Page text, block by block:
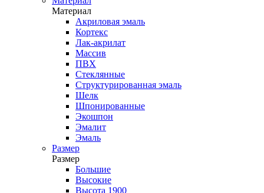
Материал
Акриловая эмаль
Кортекс
Лак-акрилат
Массив
ПВХ
Стеклянные
Структурированная эмаль
Шелк
Шпонированные
Экошпон
Эмалит
Эмаль
Размер
Размер
Большие
Высокие
Высота 1900